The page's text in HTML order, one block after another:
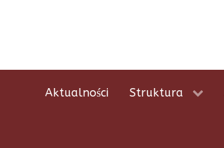
Aktualności Struktura